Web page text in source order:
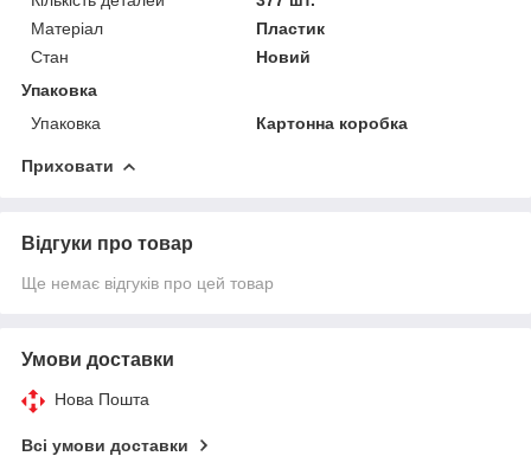
Матеріал
Пластик
Стан
Новий
Упаковка
Упаковка
Картонна коробка
Приховати
Відгуки про товар
Ще немає відгуків про цей товар
Умови доставки
Нова Пошта
Всі умови доставки